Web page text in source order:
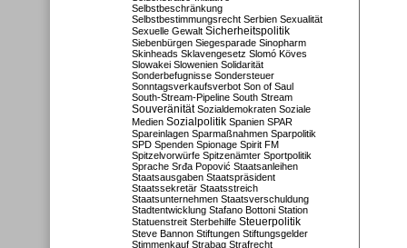
Selbstbeschränkung
Selbstbestimmungsrecht Serbien Sexualität
Sexuelle Gewalt Sicherheitspolitik
Siebenbürgen Siegesparade Sinopharm
Skinheads Sklavengesetz Slomó Köves
Slowakei Slowenien Solidarität
Sonderbefugnisse Sondersteuer
Sonntagsverkaufsverbot Son of Saul
South-Stream-Pipeline South Stream
Souveränität Sozialdemokraten Soziale
Medien Sozialpolitik Spanien SPAR
Spareinlagen Sparmaßnahmen Sparpolitik
SPD Spenden Spionage Spirit FM
Spitzelvorwürfe Spitzenämter Sportpolitik
Sprache Srđa Popović Staatsanleihen
Staatsausgaben Staatspräsident
Staatssekretär Staatsstreich
Staatsunternehmen Staatsverschuldung
Stadtentwicklung Stafano Bottoni Station
Statuenstreit Sterbehilfe Steuerpolitik
Steve Bannon Stiftungen Stiftungsgelder
Stimmenkauf Strabag Strafrecht